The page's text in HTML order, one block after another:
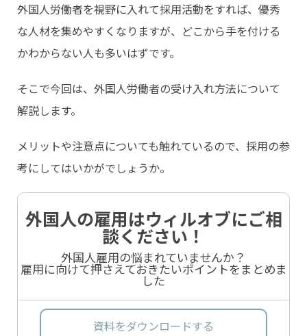
外国人労働者を視野に入れて採用活動をすれば、優秀
な人材を集めやすくなりますが、どこから手を付ける
かわからない人も多いはずです。
そこで今回は、外国人労働者の受け入れ方法について
解説します。
メリットや注意点についても触れているので、採用の参
考にしてはいかがでしょうか。
外国人の雇用はウィルオブにご相
談ください！
外国人雇用の悩まれていませんか？
雇用に向けて押さえておきたいポイントをまとめま
した
資料をダウンロードする